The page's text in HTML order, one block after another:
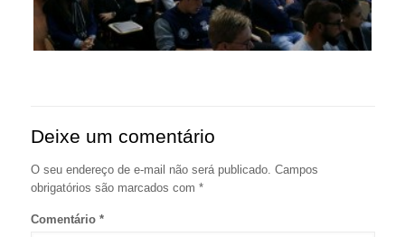
Deixe um comentário
O seu endereço de e-mail não será publicado. Campos
obrigatórios são marcados com *
Comentário *